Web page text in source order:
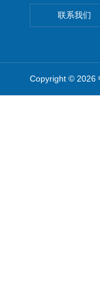
联系我们
Copyright © 2026